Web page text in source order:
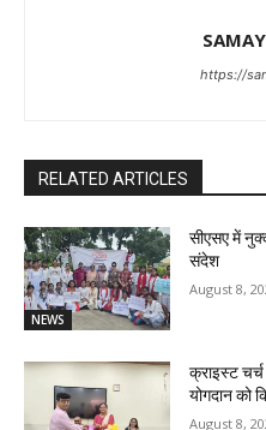
https://
RELATED ARTICLES
NEWS
सीएसए में
संदेश
August 8,
क्राइस्ट
योगदान को
August 8,